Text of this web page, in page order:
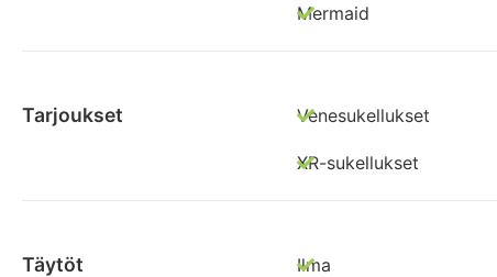
Mermaid
Tarjoukset Venesukellukset
XR-sukellukset
Täytöt Ilma